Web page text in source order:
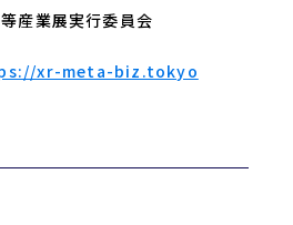
産業展実行委員会
xr-meta-biz.tokyo